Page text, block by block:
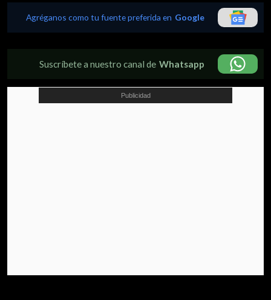
Agréganos como tu fuente preferida en Google
Suscríbete a nuestro canal de Whatsapp